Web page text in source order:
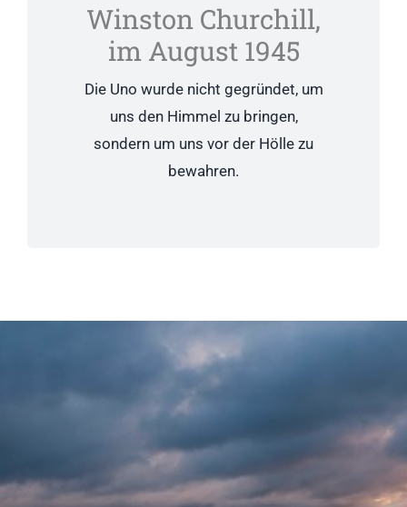
Winston Churchill,
im August 1945
Die Uno wurde nicht gegründet, um
uns den Himmel zu bringen,
sondern um uns vor der Hölle zu
bewahren.